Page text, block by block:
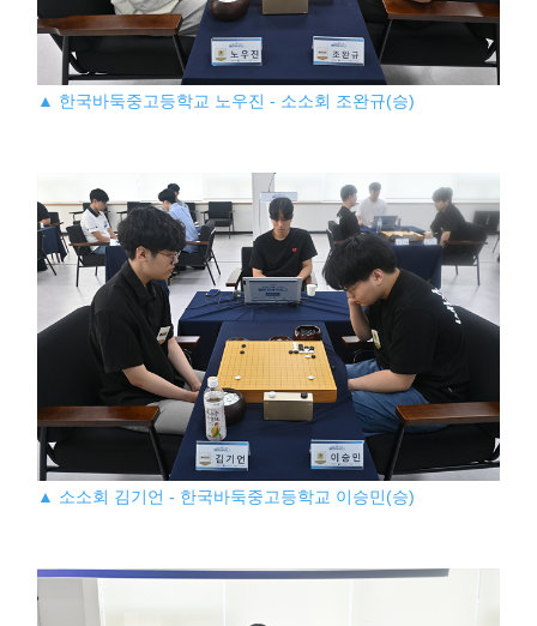
▲ 한국바둑중고등학교 노우진 - 소소회 조완규(승)
▲ 소소회 김기언 - 한국바둑중고등학교 이승민(승)